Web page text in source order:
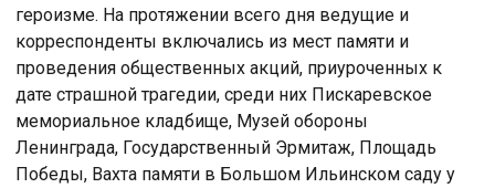
героизме. На протяжении всего дня ведущие и
корреспонденты включались из мест памяти и
проведения общественных акций, приуроченных к
дате страшной трагедии, среди них Пискаревское
мемориальное кладбище, Музей обороны
Ленинграда, Государственный Эрмитаж, Площадь
Победы, Вахта памяти в Большом Ильинском саду у